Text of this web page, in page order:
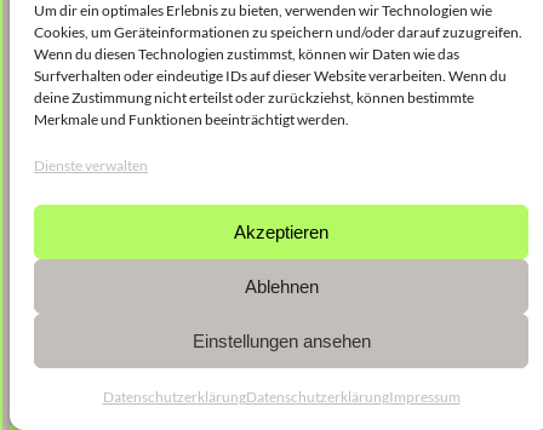
Um dir ein optimales Erlebnis zu bieten, verwenden wir Technologien wie
Cookies, um Geräteinformationen zu speichern und/oder darauf zuzugreifen.
Wenn du diesen Technologien zustimmst, können wir Daten wie das
Surfverhalten oder eindeutige IDs auf dieser Website verarbeiten. Wenn du
deine Zustimmung nicht erteilst oder zurückziehst, können bestimmte
Merkmale und Funktionen beeinträchtigt werden.
Dienste verwalten
Akzeptieren
Ablehnen
Einstellungen ansehen
DatenschutzerklärungDatenschutzerklärungImpressum